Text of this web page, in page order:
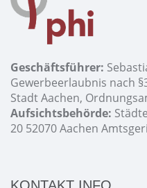
Geschäftsführer:
Gewerbeerlaubnis nach
Stadt Aachen,
Aufsichtsbehörde:
20 52070 Aachen